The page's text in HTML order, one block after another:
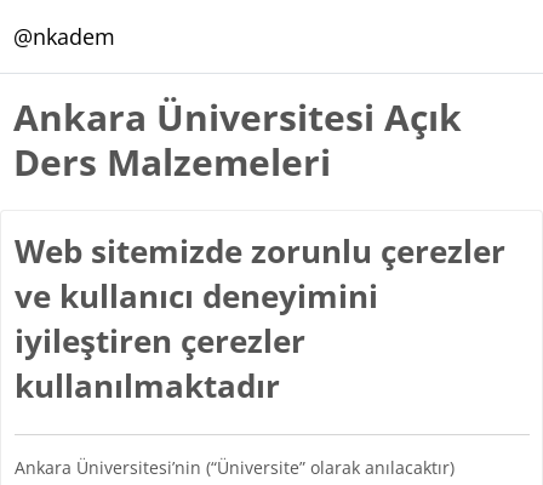
@nkadem
Ankara Üniversitesi Açık
Ders Malzemeleri
Web sitemizde zorunlu çerezler
ve kullanıcı deneyimini
iyileştiren çerezler
kullanılmaktadır
Ankara Üniversitesi’nin (“Üniversite” olarak anılacaktır)